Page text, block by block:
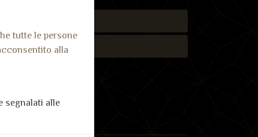
Whatsapp
tutte le persone
alla
segnalati alle